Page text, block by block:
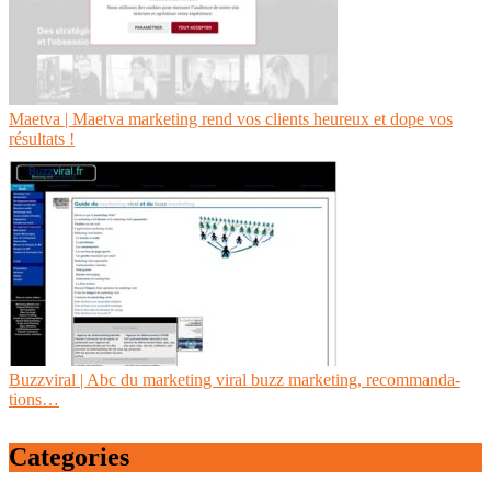
Maetva | Maetva marketing rend vos clients heureux et dope vos
résultats !
Buzzviral | Abc du marketing viral buzz marketing, recom­man­da­
tions…
Categories